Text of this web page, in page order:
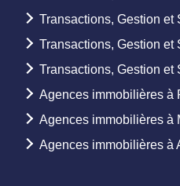
Transactions, Gestion et
Transactions, Gestion et
Transactions, Gestion et
Agences immobilières à
Agences immobilières à
Agences immobilières à